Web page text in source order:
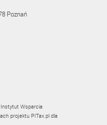
Poznań
Wsparcia
projektu PITax.pl dla